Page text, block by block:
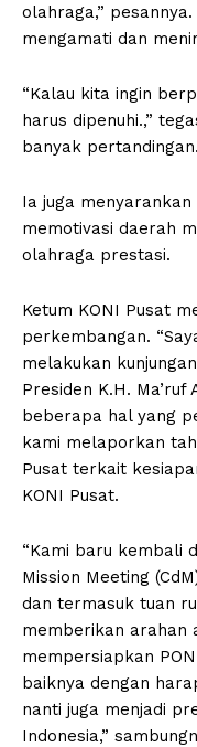
olahraga,”
mengamati dan
“Kalau kita ingin
harus dipenuhi.,”
banyak pertandingan.
Ia juga menyarankan
memotivasi daerah
olahraga prestasi.
Ketum KONI Pusat
perkembangan.
melakukan
Presiden K.H.
beberapa hal yang
kami melaporkan
Pusat terkait
KONI Pusat.
“Kami baru kembali
Mission Meeting
dan termasuk tuan
memberikan arahan
mempersiapkan
baiknya dengan
nanti juga menjadi
Indonesia,”